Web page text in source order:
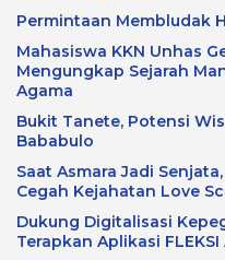
Permintaan Membludak
Mahasiswa KKN Unhas
Mengungkap Sejarah
Agama
Bukit Tanete, Potensi
Bababulo
Saat Asmara Jadi
Cegah Kejahatan Love
Dukung Digitalisasi
Terapkan Aplikasi FLEKSI